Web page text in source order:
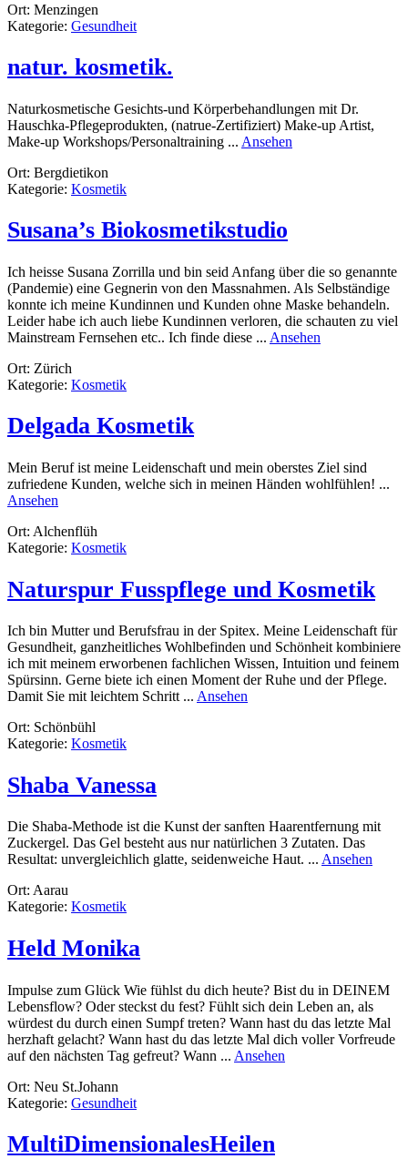
Ort: Menzingen
Kategorie: Gesundheit
natur. kosmetik.
Naturkosmetische Gesichts-und Körperbehandlungen mit Dr.
Hauschka-Pflegeprodukten, (natrue-Zertifiziert) Make-up Artist,
Make-up Workshops/Personaltraining ... Ansehen
Ort: Bergdietikon
Kategorie: Kosmetik
Susana’s Biokosmetikstudio
Ich heisse Susana Zorrilla und bin seid Anfang über die so genannte
(Pandemie) eine Gegnerin von den Massnahmen. Als Selbständige
konnte ich meine Kundinnen und Kunden ohne Maske behandeln.
Leider habe ich auch liebe Kundinnen verloren, die schauten zu viel
Mainstream Fernsehen etc.. Ich finde diese ... Ansehen
Ort: Zürich
Kategorie: Kosmetik
Delgada Kosmetik
Mein Beruf ist meine Leidenschaft und mein oberstes Ziel sind
zufriedene Kunden, welche sich in meinen Händen wohlfühlen! ...
Ansehen
Kosmetik
Ort: Alchenflüh
Kategorie: Kosmetik
Naturspur Fusspflege und Kosmetik
Ich bin Mutter und Berufsfrau in der Spitex. Meine Leidenschaft für
Gesundheit, ganzheitliches Wohlbefinden und Schönheit kombiniere
ich mit meinem erworbenen fachlichen Wissen, Intuition und feinem
Spürsinn. Gerne biete ich einen Moment der Ruhe und der Pflege.
Damit Sie mit leichtem Schritt ... Ansehen
Ort: Schönbühl
Kategorie: Kosmetik
Shaba Vanessa
Die Shaba-Methode ist die Kunst der sanften Haarentfernung mit
Zuckergel. Das Gel besteht aus nur natürlichen 3 Zutaten. Das
Resultat: unvergleichlich glatte, seidenweiche Haut. ... Ansehen
Ort: Aarau
Kategorie: Kosmetik
Held Monika
Impulse zum Glück Wie fühlst du dich heute? Bist du in DEINEM
Lebensflow? Oder steckst du fest? Fühlt sich dein Leben an, als
würdest du durch einen Sumpf treten? Wann hast du das letzte Mal
herzhaft gelacht? Wann hast du das letzte Mal dich voller Vorfreude
auf den nächsten Tag gefreut? Wann ... Ansehen
Ort: Neu St.Johann
Kategorie: Gesundheit
MultiDimensionalesHeilen